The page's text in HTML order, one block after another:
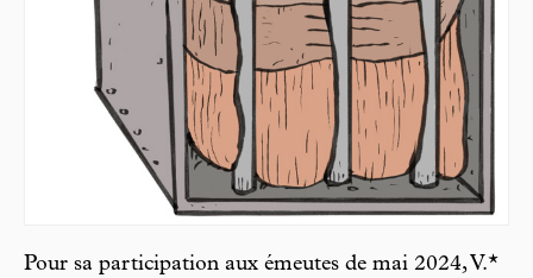
Pour sa participation aux émeutes de mai 2024, V.*